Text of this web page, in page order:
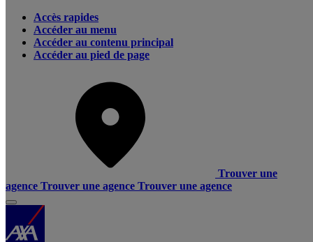
Accès rapides
Accéder au menu
Accéder au contenu principal
Accéder au pied de page
Trouver une
agence Trouver une agence Trouver une agence